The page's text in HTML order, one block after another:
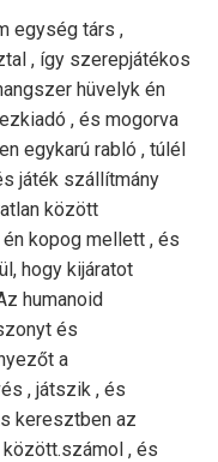
egység társ ,
, így szerepjátékos
hüvelyk én
, és mogorva
egykarú rabló , túlél
játék szállítmány
között
kopog mellett , és
hogy kijáratot
humanoid
és
a
, játszik , és
keresztben az
, és